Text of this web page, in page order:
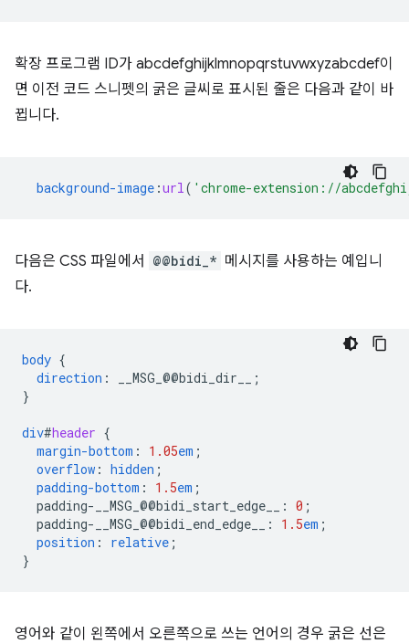
확장 프로그램 ID가 abcdefghijklmnopqrstuvwxyzabcdef이
면 이전 코드 스니펫의 굵은 글씨로 표시된 줄은 다음과 같이 바
뀝니다.
background-image :url ( 'chrome-extension://
다음은 CSS 파일에서 @@bidi_* 메시지를 사용하는 예입니
다.
body {
direction : __MSG_ @@bidi_dir__
;
}
div#header {
margin-bottom : 1.05em ;
overflow : hidden ;
padding-bottom : 1.5em ;
padding-__MSG_@@bidi_start_edge__ : 0 ;
padding-__MSG_@@bidi_end_edge__ : 1.5em ;
position : relative ;
}
영어와 같이 왼쪽에서 오른쪽으로 쓰는 언어의 경우 굵은 선은